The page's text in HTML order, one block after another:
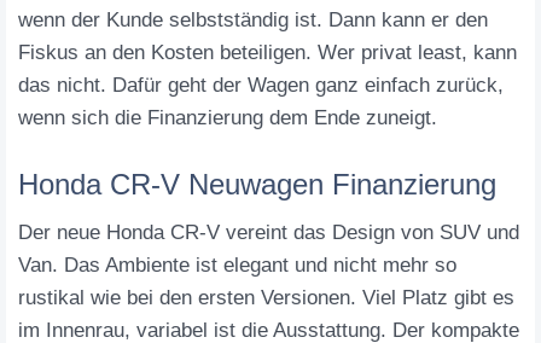
wenn der Kunde selbstständig ist. Dann kann er den
Fiskus an den Kosten beteiligen. Wer privat least, kann
das nicht. Dafür geht der Wagen ganz einfach zurück,
wenn sich die Finanzierung dem Ende zuneigt.
Honda CR-V Neuwagen Finanzierung
Der neue Honda CR-V vereint das Design von SUV und
Van. Das Ambiente ist elegant und nicht mehr so
rustikal wie bei den ersten Versionen. Viel Platz gibt es
im Innenrau, variabel ist die Ausstattung. Der kompakte